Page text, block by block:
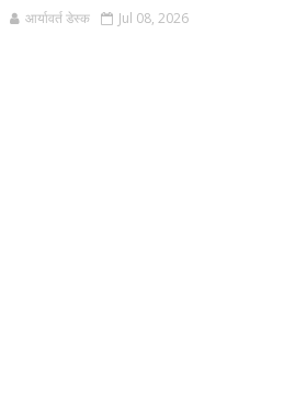
आर्यावर्त डेस्क Jul 08, 2026